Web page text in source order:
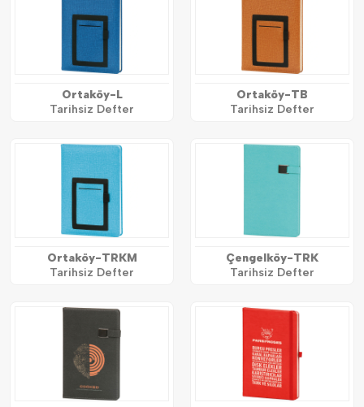
Ortaköy-L
Tarihsiz Defter
Ortaköy-TB
Tarihsiz Defter
Ortaköy-TRKM
Tarihsiz Defter
Çengelköy-TRK
Tarihsiz Defter